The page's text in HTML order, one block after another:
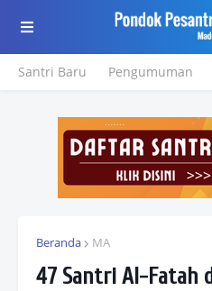
Santri Baru Pengumuman
Beranda MA
47 Santri Al-Fatah